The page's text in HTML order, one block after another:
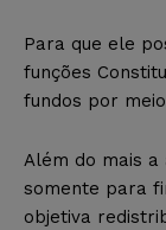
Para que ele
funções
fundos por
Além do mais
somente para
objetiva